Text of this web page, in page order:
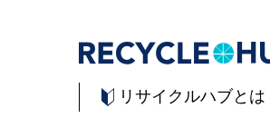
リサイクルハブとは